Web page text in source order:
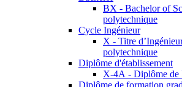
BX - Bachelor of
polytechnique
Cycle Ingénieur
X - Titre
polytechnique
Diplôme d'établissement
X-4A - Diplôme de
Diplôme de formation